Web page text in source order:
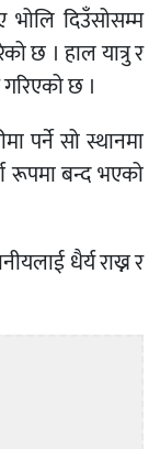
भोलि दिउँसोसम्म
छ । हाल यात्रु र
छ ।
पर्ने सो स्थानमा
रूपमा बन्द भएको
धैर्य राख्न र